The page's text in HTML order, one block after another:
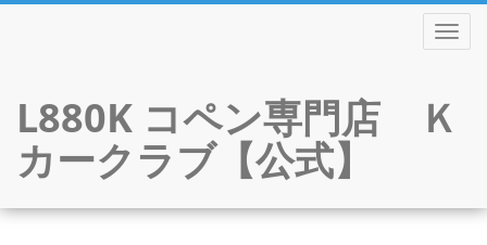
L880K コペン専門店 Ｋ
カークラブ【公式】